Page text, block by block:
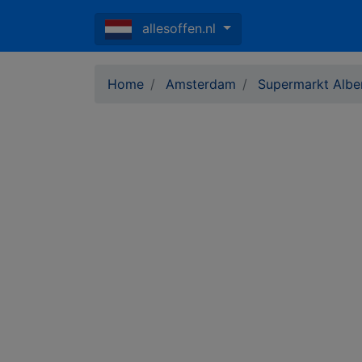
allesoffen.nl
Home Amsterdam Supermarkt